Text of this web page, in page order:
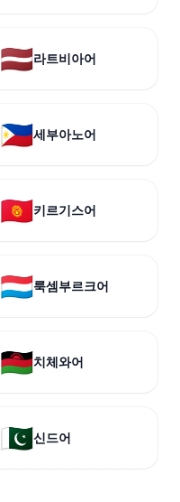
🇱🇻라트비아어
🇵🇭세부아노어
🇰🇬키르기스어
🇱🇺룩셈부르크어
🇲🇼치체와어
🇵🇰신드어